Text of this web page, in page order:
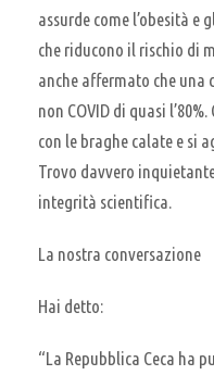
assurde come l’obesità
che riducono il rischio di
anche affermato che
non COVID di quasi
con le braghe calate e si
Trovo davvero
integrità scientifica.
La nostra conversazione
Hai detto:
“La Repubblica Ceca ha